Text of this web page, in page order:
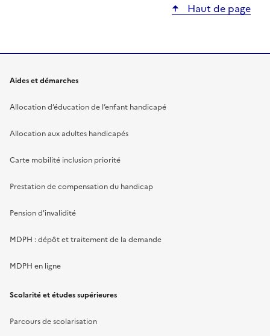
Haut de page
Aides et démarches
Allocation d’éducation de l’enfant handicapé
Allocation aux adultes handicapés
Carte mobilité inclusion priorité
Prestation de compensation du handicap
Pension d'invalidité
MDPH : dépôt et traitement de la demande
MDPH en ligne
Scolarité et études supérieures
Parcours de scolarisation